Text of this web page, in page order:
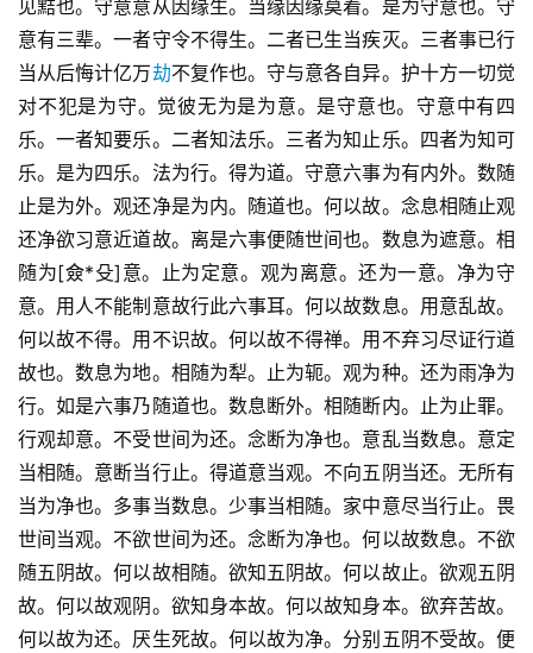
见黠也。守意意从因缘生。当缘因缘莫着。是为守意也。守
意有三辈。一者守令不得生。二者已生当疾灭。三者事已行
当从后悔计亿万劫不复作也。守与意各自异。护十方一切觉
对不犯是为守。觉彼无为是为意。是守意也。守意中有四
乐。一者知要乐。二者知法乐。三者为知止乐。四者为知可
乐。是为四乐。法为行。得为道。守意六事为有内外。数随
止是为外。观还净是为内。随道也。何以故。念息相随止观
还净欲习意近道故。离是六事便随世间也。数息为遮意。相
随为[僉*殳]意。止为定意。观为离意。还为一意。净为守
意。用人不能制意故行此六事耳。何以故数息。用意乱故。
何以故不得。用不识故。何以故不得禅。用不弃习尽证行道
故也。数息为地。相随为犁。止为轭。观为种。还为雨净为
行。如是六事乃随道也。数息断外。相随断内。止为止罪。
行观却意。不受世间为还。念断为净也。意乱当数息。意定
当相随。意断当行止。得道意当观。不向五阴当还。无所有
当为净也。多事当数息。少事当相随。家中意尽当行止。畏
世间当观。不欲世间为还。念断为净也。何以故数息。不欲
随五阴故。何以故相随。欲知五阴故。何以故止。欲观五阴
故。何以故观阴。欲知身本故。何以故知身本。欲弃苦故。
何以故为还。厌生死故。何以故为净。分别五阴不受故。便